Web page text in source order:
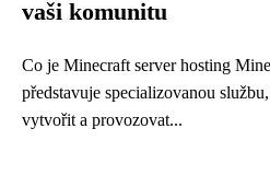
vaši komunitu
Co je Minecraft server hosting
představuje specializovanou
vytvořit a provozovat...